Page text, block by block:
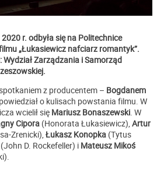
r. odbyła się na Politechnice
„Łukasiewicz nafciarz romantyk”.
Zarządzania i Samorząd
z producentem – Bogdanem
o kulisach powstania filmu. W
wcielił się Mariusz Bonaszewski . W
Cipora (Honorata Łukasiewicz), Artur
Zrenicki), Łukasz Konopka (Tytus
(John D. Rockefeller) i Mateusz Mikoś